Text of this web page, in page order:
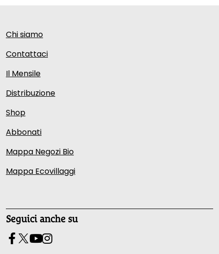
Chi siamo
Contattaci
Il Mensile
Distribuzione
Shop
Abbonati
Mappa Negozi Bio
Mappa Ecovillaggi
Seguici anche su